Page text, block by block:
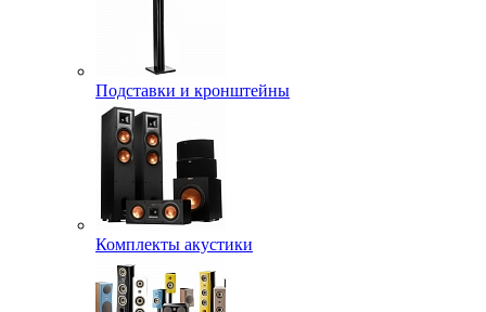
Подставки и кронштейны
Комплекты акустики